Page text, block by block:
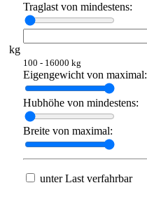
Traglast von mindestens:
kg
100 - 16000 kg
Eigengewicht von maximal:
Hubhöhe von mindestens:
Breite von maximal:
unter Last verfahrbar